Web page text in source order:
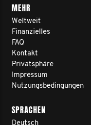
MEHR
Weltweit
Finanzielles
FAQ
Kontakt
Privatsphäre
Impressum
Nutzungsbedingungen
SPRACHEN
Deutsch